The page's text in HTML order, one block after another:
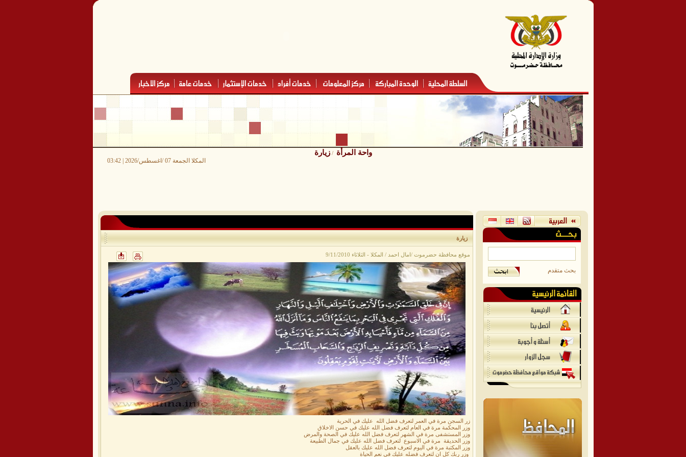
واحة المرأة /زيارة
المكلا الجمعة 07 /اغسطس/2026 | 03:42
زيارة
موقع محافظة حضرموت /امال احمد / المكلا - الثلاثاء 9/11/2010
زر السجن مرة في العمر لتعرف فضل الله عليك في الحرية
وزر المحكمة مرة في العام لتعرف فضل الله عليك في حسن الاخلاق
وزر المستشفى مرة في الشهر لتعرف فضل الله عليك في الصحة والمرض
وزر الحديقة مرة في الاسبوع لتعرف فضل الله عليك في جمال الطبيعة
وزر المكتبة مرة في اليوم لتعرف فضل الله عليك بالعقل
وزر ربك كل ان لتعرف فضله عليك في نعم الحياة
بحث متقدم